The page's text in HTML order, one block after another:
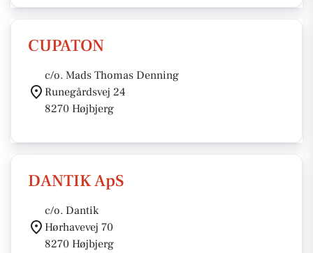
CUPATON
c/o. Mads Thomas Denning
Runegårdsvej 24
8270 Højbjerg
DANTIK ApS
c/o. Dantik
Hørhavevej 70
8270 Højbjerg